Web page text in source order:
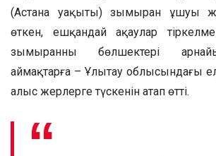
(Астана уақыты) зымыран ұшуы
өткен, ешқандай ақаулар
зымыранның бөлшектері
аймақтарға – Ұлытау облысындағы
алыс жерлерге түскенін атап өтті.